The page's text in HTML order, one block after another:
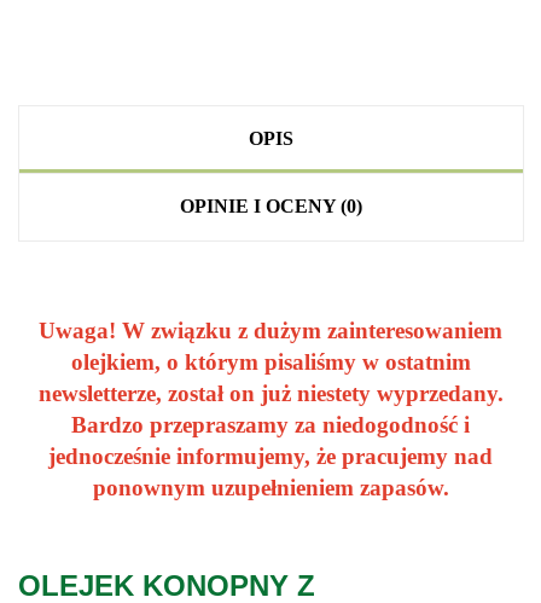
OPIS
OPINIE I OCENY (0)
Uwaga! W związku z dużym zainteresowaniem
olejkiem, o którym pisaliśmy w ostatnim
newsletterze, został on już niestety wyprzedany.
Bardzo przepraszamy za niedogodność i
jednocześnie informujemy, że pracujemy nad
ponownym uzupełnieniem zapasów.
OLEJEK KONOPNY Z